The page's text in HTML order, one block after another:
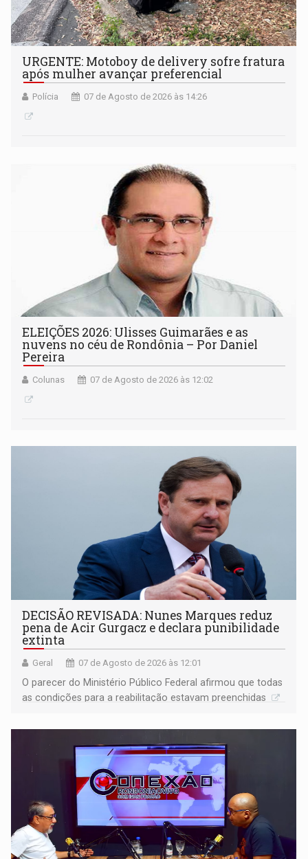
URGENTE: Motoboy de delivery sofre fratura
após mulher avançar preferencial
Polícia 07 de Agosto de 2026 às 14:26
ELEIÇÕES 2026: Ulisses Guimarães e as
nuvens no céu de Rondônia – Por Daniel
Pereira
Colunas 07 de Agosto de 2026 às 12:02
DECISÃO REVISADA: Nunes Marques reduz
pena de Acir Gurgacz e declara punibilidade
extinta
Geral 07 de Agosto de 2026 às 12:01
O parecer do Ministério Público Federal afirmou que todas
as condições para a reabilitação estavam preenchidas